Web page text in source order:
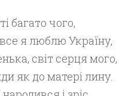
багато чого,
я люблю Україну,
світ серця мого,
як до матері лину.